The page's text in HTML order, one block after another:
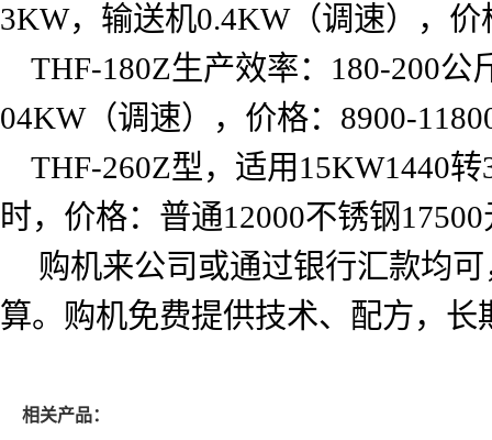
3KW，输送机0.4KW（调速），价
THF-180Z生产效率： 180-200公
04KW（调速），价格： 8900-
THF-260Z型，适用 15KW1440转
时，价格：普通12000不锈钢 17500
购机来公司或通过银行汇款均
算。购机免费提供技术、配方，
相关产品：